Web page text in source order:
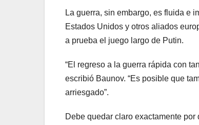
La guerra, sin embargo, es fluida e
Estados Unidos y otros aliados
a prueba el juego largo de Putin.
“El regreso a la guerra rápida con
escribió Baunov. “Es posible que
arriesgado”.
Debe quedar claro exactamente